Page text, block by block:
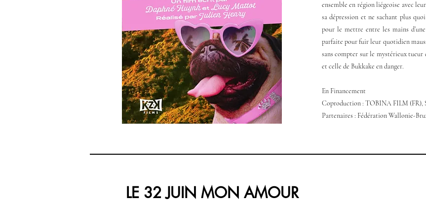
ensemble en région liégeoise avec
sa dépression et ne sachant plus
pour le mettre entre les mains d’une
parfaite pour fuir leur quotidien
sans compter sur le mystérieux
et celle de Bukkake en danger.
En Financement
Coproduction : TOBINA FILM (FR),
Partenaires : Fédération Wallonie-
LE 32 JUIN MON AMOUR